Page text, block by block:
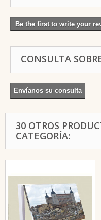
Be the first to write your
CONSULTA
Envíanos su consulta
30 OTROS
CATEGORÍA: